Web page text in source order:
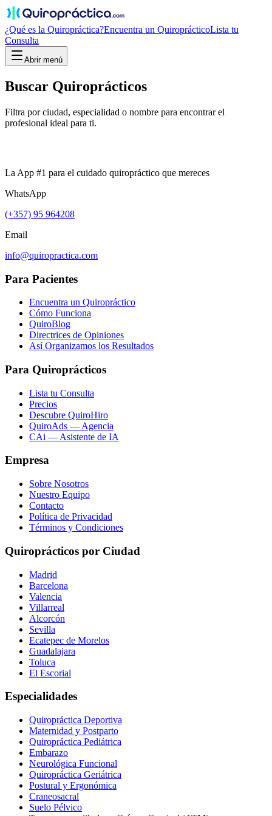
¿Qué es la Quiropráctica?Encuentra un QuiroprácticoLista tu
Consulta
Abrir menú
Buscar Quiroprácticos
Filtra por ciudad, especialidad o nombre para encontrar el
profesional ideal para ti.
La App #1 para el cuidado quiropráctico que mereces
WhatsApp
(+357) 95 964208
Email
info@quiropractica.com
Para Pacientes
Encuentra un Quiropráctico
Cómo Funciona
QuiroBlog
Directrices de Opiniones
Así Organizamos los Resultados
Para Quiroprácticos
Lista tu Consulta
Precios
Descubre QuiroHiro
QuiroAds — Agencia
CAi — Asistente de IA
Empresa
Sobre Nosotros
Nuestro Equipo
Contacto
Política de Privacidad
Términos y Condiciones
Quiroprácticos por Ciudad
Madrid
Barcelona
Valencia
Villarreal
Alcorcón
Sevilla
Ecatepec de Morelos
Guadalajara
Toluca
El Escorial
Especialidades
Quiropráctica Deportiva
Maternidad y Postparto
Quiropráctica Pediátrica
Embarazo
Neurológica Funcional
Quiropráctica Geriátrica
Postural y Ergonómica
Craneosacral
Suelo Pélvico